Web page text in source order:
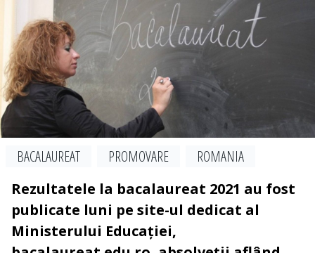
BACALAUREAT PROMOVARE
ROMANIA
Rezultatele la bacalaureat 2021 au fost
publicate luni pe site-ul dedicat al
Ministerului Educației,